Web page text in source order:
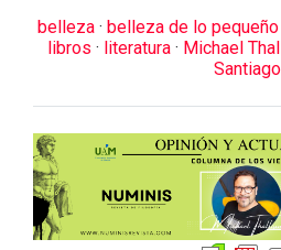
belleza · belleza de lo pequeño
libros · literatura · Michael
Santiago